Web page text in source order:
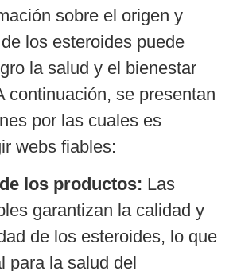
sobre el origen y
los esteroides puede
la salud y el bienestar
continuación, se presentan
por las cuales es
webs fiables:
los productos: Las
garantizan la calidad y
de los esteroides, lo que
para la salud del